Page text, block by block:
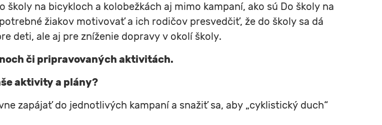
na bicykloch a kolobežkách aj mimo kampaní, ako sú Do školy na
žiakov motivovať a ich rodičov presvedčiť, že do školy sa dá
deti, ale aj pre zníženie dopravy v okolí školy.
či pripravovaných aktivitách.
aktivity a plány?
zapájať do jednotlivých kampaní a snažiť sa, aby „cyklistický duch“